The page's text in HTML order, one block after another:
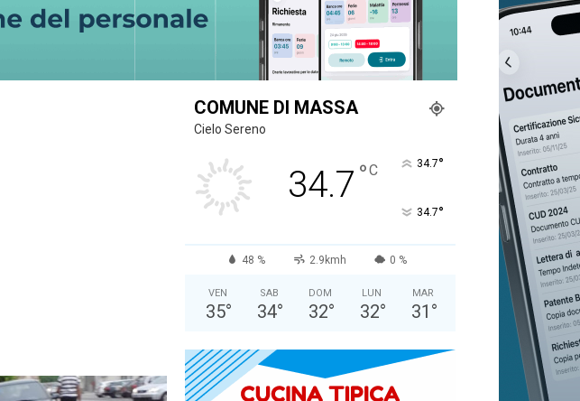
COMUNE DI MASSA
Cielo Sereno
34.7 °C 34.7°
34.7°
48 % 2.9kmh 0 %
VEN
35°
SAB
34°
DOM
32°
LUN
32°
MAR
31 °